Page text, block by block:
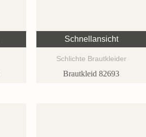
Schnellansicht
Schlichte Brautkleider
Brautkleid 82693